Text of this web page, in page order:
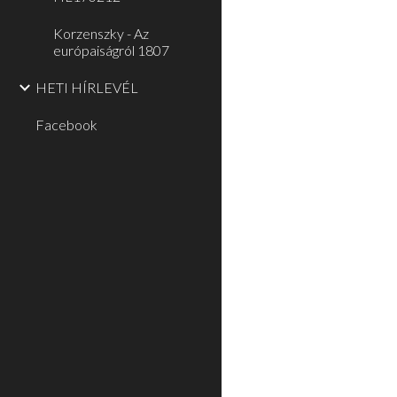
Korzenszky - Az
európaiságról 1807
HETI HÍRLEVÉL
Facebook